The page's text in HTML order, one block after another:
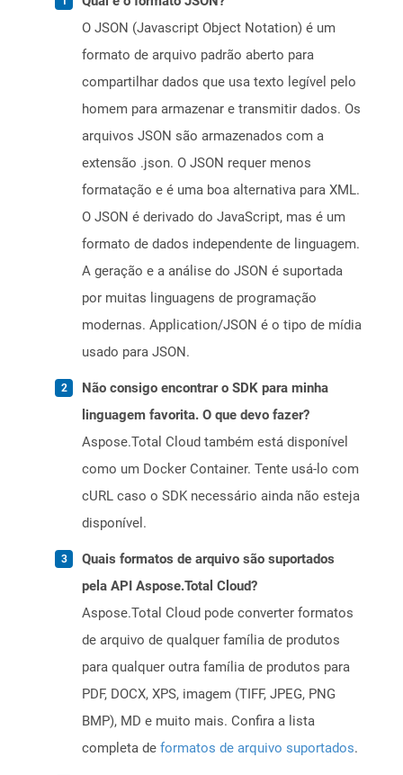
O JSON (Javascript Object Notation) é um
formato de arquivo padrão aberto para
compartilhar dados que usa texto legível pelo
homem para armazenar e transmitir dados. Os
arquivos JSON são armazenados com a
extensão .json. O JSON requer menos
formatação e é uma boa alternativa para XML.
O JSON é derivado do JavaScript, mas é um
formato de dados independente de linguagem.
A geração e a análise do JSON é suportada
por muitas linguagens de programação
modernas. Application/JSON é o tipo de mídia
usado para JSON.
Não consigo encontrar o SDK para minha
linguagem favorita. O que devo fazer?
Aspose.Total Cloud também está disponível
como um Docker Container. Tente usá-lo com
cURL caso o SDK necessário ainda não esteja
disponível.
Quais formatos de arquivo são suportados
pela API Aspose.Total Cloud?
Aspose.Total Cloud pode converter formatos
de arquivo de qualquer família de produtos
para qualquer outra família de produtos para
PDF, DOCX, XPS, imagem (TIFF, JPEG, PNG
BMP), MD e muito mais. Confira a lista
completa de formatos de arquivo suportados.